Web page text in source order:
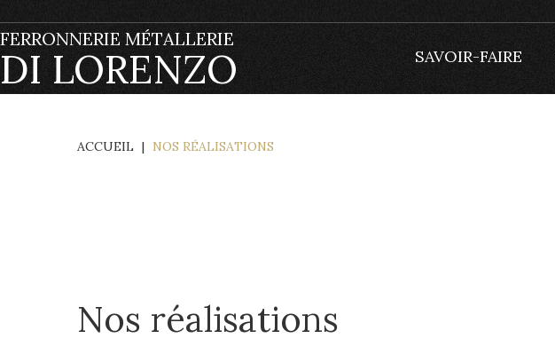
FERRONNERIE MÉTALLERIE
DI LORENZO SAVOIR-FAIRE
ACCUEIL | NOS RÉALISATIONS
Nos réalisations